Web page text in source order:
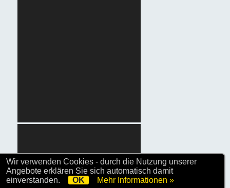
Wir verwenden Cookies - durch die Nutzung unserer
Angebote erklären Sie sich automatisch damit
einverstanden.
OK Mehr Informationen »